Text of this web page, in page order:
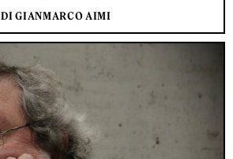
DI GIANMARCO AIMI